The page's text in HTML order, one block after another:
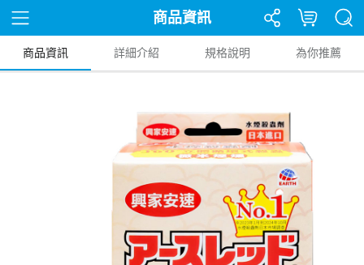
商品資訊
商品資訊 詳細介紹 規格說明 為你推薦